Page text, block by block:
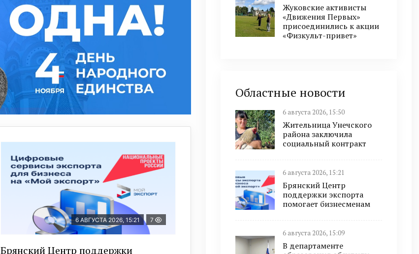
6 АВГУСТА 2026, 15:21 7
Брянский Центр поддержки
Жуковские активисты
«Движения Первых»
присоединились к акции
«Физкульт-привет»
Областные новости
6 августа 2026, 15:50
Жительница Унечского
района заключила
социальный контракт
6 августа 2026, 15:21
Брянский Центр
поддержки экспорта
помогает бизнесменам
6 августа 2026, 15:09
В департаменте